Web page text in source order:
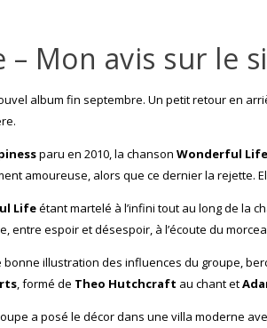
Mon avis sur le
album fin septembre. Un petit retour en
paru en 2010, la chanson Wonderful Life
amoureuse, alors que ce dernier la rejette.
Lifeétant martelé à l’infini tout au long de la
entre espoir et désespoir, à l’écoute du
bonne illustration des influences du groupe,
, formé de Theo Hutchcraft au chant et
a posé le décor dans une villa moderne